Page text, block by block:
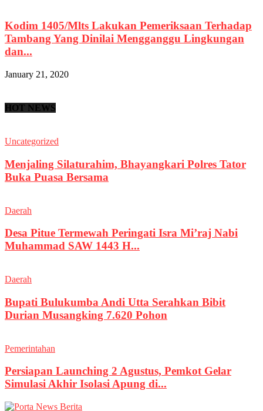
Kodim 1405/Mlts Lakukan Pemeriksaan Terhadap
Tambang Yang Dinilai Mengganggu Lingkungan
dan...
January 21, 2020
HOT NEWS
Uncategorized
Menjaling Silaturahim, Bhayangkari Polres Tator
Buka Puasa Bersama
Daerah
Desa Pitue Termewah Peringati Isra Mi’raj Nabi
Muhammad SAW 1443 H...
Daerah
Bupati Bulukumba Andi Utta Serahkan Bibit
Durian Musangking 7.620 Pohon
Pemerintahan
Persiapan Launching 2 Agustus, Pemkot Gelar
Simulasi Akhir Isolasi Apung di...